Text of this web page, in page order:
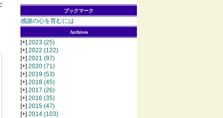
ブックマーク
感謝の心を育むには
Archives
[+] 2023 (25)
[+] 2022 (122)
[+] 2021 (97)
[+] 2020 (71)
[+] 2019 (53)
[+] 2018 (45)
[+] 2017 (26)
[+] 2016 (35)
[+] 2015 (47)
[+] 2014 (103)